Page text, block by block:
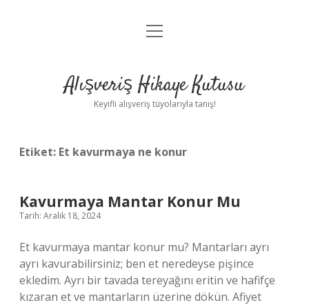
Anasayfa
Yasal Uyarı
menüyü
Alışveriş Hikaye Kutusu
Keyifli alışveriş tüyolarıyla tanış!
Etiket: Et kavurmaya ne konur
Kavurmaya Mantar Konur Mu
Tarih: Aralık 18, 2024
Et kavurmaya mantar konur mu? Mantarları ayrı
ayrı kavurabilirsiniz; ben et neredeyse pişince
ekledim. Ayrı bir tavada tereyağını eritin ve hafifçe
kızaran et ve mantarların üzerine dökün. Afiyet